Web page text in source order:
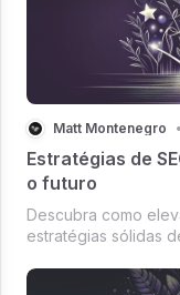
Matt Montenegro •
Estratégias de
o futuro
Descubra como
estratégias sólidas